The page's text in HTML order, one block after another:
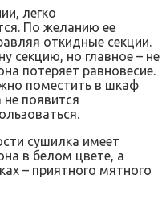
легко
По желанию ее
откидные секции.
секцию, но главное – не
потеряет равновесие.
поместить в шкаф
появится
сушилка имеет
в белом цвете, а
– приятного мятного